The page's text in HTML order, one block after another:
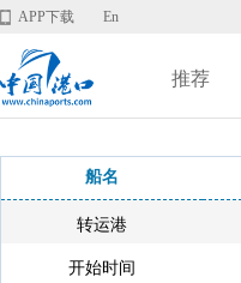
APP下载 En
推荐
船名
转运港
开始时间